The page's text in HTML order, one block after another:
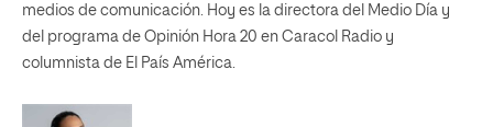
medios de comunicación. Hoy es la directora del Medio Día y
del programa de Opinión Hora 20 en Caracol Radio y
columnista de El País América.